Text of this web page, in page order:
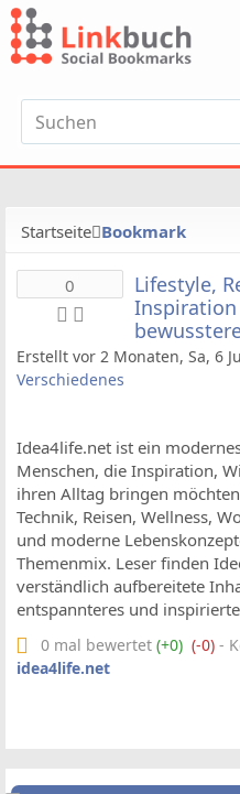
Startseite Bookmark
0
Lifestyle,
Inspiration
Erstellt vor 2 Monaten, Sa, 6
Verschiedenes
Idea4life.net ist ein
Menschen, die Inspiration,
ihren Alltag bringen
Technik, Reisen, Wellness,
und moderne
Themenmix. Leser finden
verständlich aufbereitete
entspannteres und
0 mal bewertet (+0) (-0) -
idea4life.net